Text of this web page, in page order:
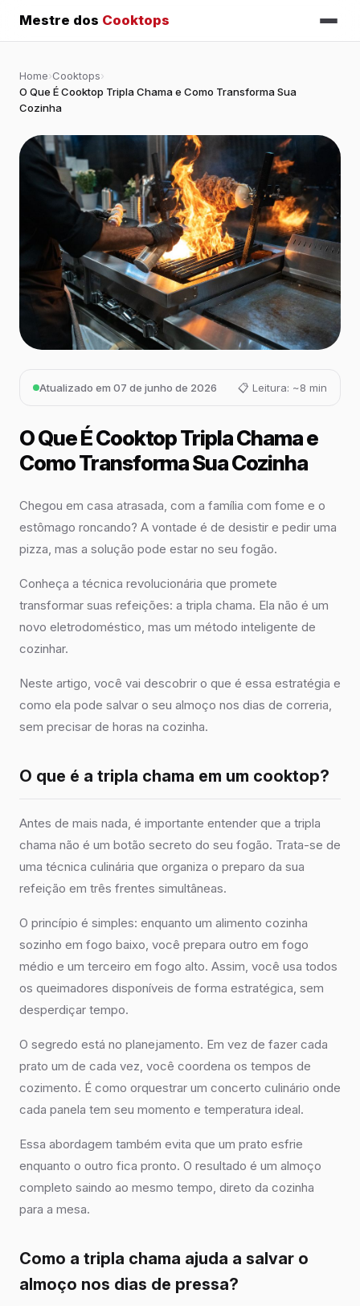
Mestre dos Cooktops
Home›Cooktops›
O Que É Cooktop Tripla Chama e Como Transforma Sua
Cozinha
Atualizado em 07 de junho de 2026 📋 Leitura: ~8 min
O Que É Cooktop Tripla Chama e
Como Transforma Sua Cozinha
Chegou em casa atrasada, com a família com fome e o
estômago roncando? A vontade é de desistir e pedir uma
pizza, mas a solução pode estar no seu fogão.
Conheça a técnica revolucionária que promete
transformar suas refeições: a tripla chama. Ela não é um
novo eletrodoméstico, mas um método inteligente de
cozinhar.
Neste artigo, você vai descobrir o que é essa estratégia e
como ela pode salvar o seu almoço nos dias de correria,
sem precisar de horas na cozinha.
O que é a tripla chama em um cooktop?
Antes de mais nada, é importante entender que a tripla
chama não é um botão secreto do seu fogão. Trata-se de
uma técnica culinária que organiza o preparo da sua
refeição em três frentes simultâneas.
O princípio é simples: enquanto um alimento cozinha
sozinho em fogo baixo, você prepara outro em fogo
médio e um terceiro em fogo alto. Assim, você usa todos
os queimadores disponíveis de forma estratégica, sem
desperdiçar tempo.
O segredo está no planejamento. Em vez de fazer cada
prato um de cada vez, você coordena os tempos de
cozimento. É como orquestrar um concerto culinário onde
cada panela tem seu momento e temperatura ideal.
Essa abordagem também evita que um prato esfrie
enquanto o outro fica pronto. O resultado é um almoço
completo saindo ao mesmo tempo, direto da cozinha
para a mesa.
Como a tripla chama ajuda a salvar o
almoço nos dias de pressa?